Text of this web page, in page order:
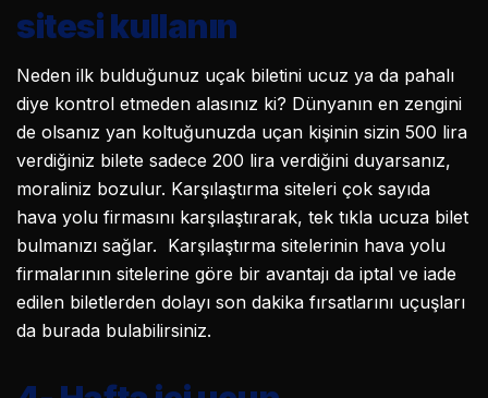
sitesi kullanın
Neden ilk bulduğunuz uçak biletini ucuz ya da pahalı
diye kontrol etmeden alasınız ki? Dünyanın en zengini
de olsanız yan koltuğunuzda uçan kişinin sizin 500 lira
verdiğiniz bilete sadece 200 lira verdiğini duyarsanız,
moraliniz bozulur. Karşılaştırma siteleri çok sayıda
hava yolu firmasını karşılaştırarak, tek tıkla ucuza bilet
bulmanızı sağlar. Karşılaştırma sitelerinin hava yolu
firmalarının sitelerine göre bir avantajı da iptal ve iade
edilen biletlerden dolayı son dakika fırsatlarını uçuşları
da burada bulabilirsiniz.